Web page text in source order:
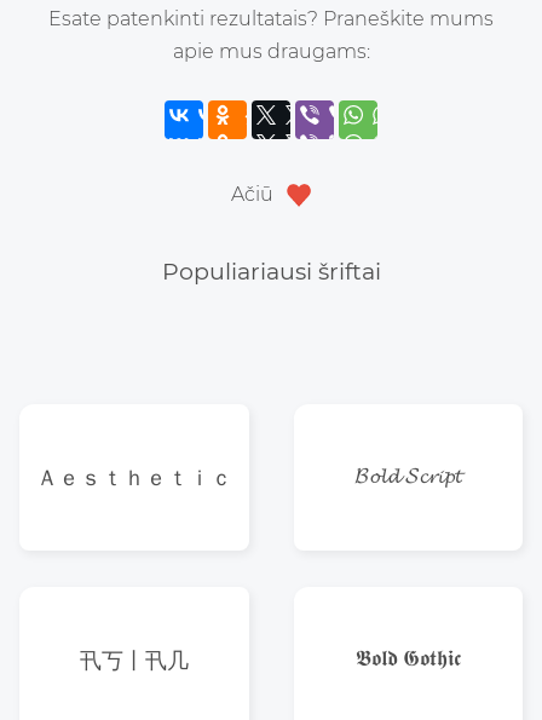
Esate patenkinti rezultatais? Praneškite mums
apie mus draugams:
Ačiū
Populiariausi šriftai
Ａｅｓｔｈｅｔｉｃ
卂丂丨卂几
𝓑𝓸𝓵𝓭 𝓢𝓬𝓻𝓲𝓹𝓽
𝕭𝖔𝖑𝖉 𝕲𝖔𝖙𝖍𝖎𝖈